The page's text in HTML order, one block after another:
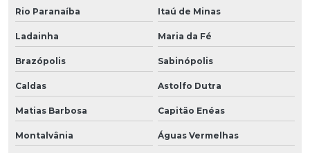
Rio Paranaíba Itaú de Minas
Ladainha Maria da Fé
Brazópolis Sabinópolis
Caldas Astolfo Dutra
Matias Barbosa Capitão Enéas
Montalvânia Águas Vermelhas